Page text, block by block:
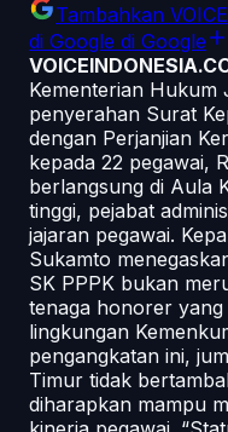
Tambahkan
di Google di Google
Kementerian Hukum
penyerahan Surat
dengan Perjanjian
kepada 22 pegawai,
berlangsung di Aula
tinggi, pejabat
jajaran pegawai.
Sukamto
SK PPPK bukan
tenaga honorer yang
lingkungan
pengangkatan ini,
Timur tidak
diharapkan mampu